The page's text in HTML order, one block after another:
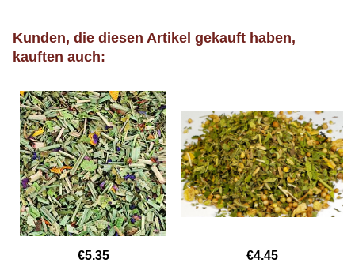
Kunden, die diesen Artikel gekauft haben,
kauften auch:
€5.35
€4.45